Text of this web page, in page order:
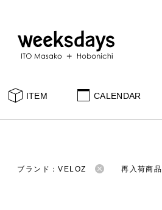
ITEM CALENDAR
ブランド：VELOZ 再入荷商品